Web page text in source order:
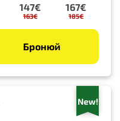
147€
163€
167€
185€
Бронюй
New!